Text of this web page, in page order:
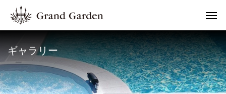
ギャラリー